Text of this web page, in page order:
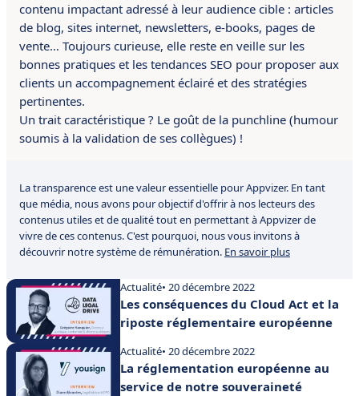
contenu impactant adressé à leur audience cible : articles
de blog, sites internet, newsletters, e-books, pages de
vente… Toujours curieuse, elle reste en veille sur les
bonnes pratiques et les tendances SEO pour proposer aux
clients un accompagnement éclairé et des stratégies
pertinentes.
Un trait caractéristique ? Le goût de la punchline (humour
soumis à la validation de ses collègues) !
La transparence est une valeur essentielle pour Appvizer. En tant
que média, nous avons pour objectif d'offrir à nos lecteurs des
contenus utiles et de qualité tout en permettant à Appvizer de
vivre de ces contenus. C'est pourquoi, nous vous invitons à
découvrir notre système de rémunération. En savoir plus
Actualité• 20 décembre 2022
Les conséquences du Cloud Act et la
riposte réglementaire européenne
Actualité• 20 décembre 2022
La réglementation européenne au
service de notre souveraineté